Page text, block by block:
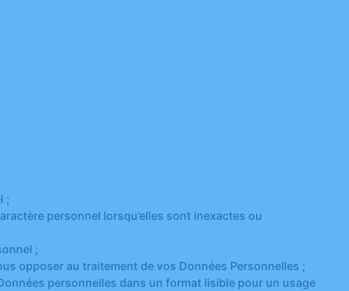
;
personnel lorsqu’elles sont inexactes ou
;
opposer au traitement de vos Données Personnelles ;
personnelles dans un format lisible pour un usage